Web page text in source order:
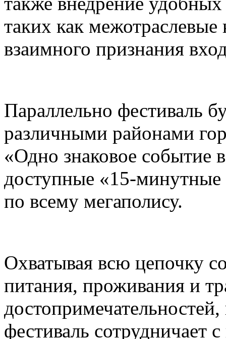
таких как
взаимного признания
Параллельно фестиваль
различными районами
«Одно знаковое событие
доступные «15-минутные
по всему мегаполису.
Охватывая всю цепочку
питания, проживания и
фестиваль сотрудничает